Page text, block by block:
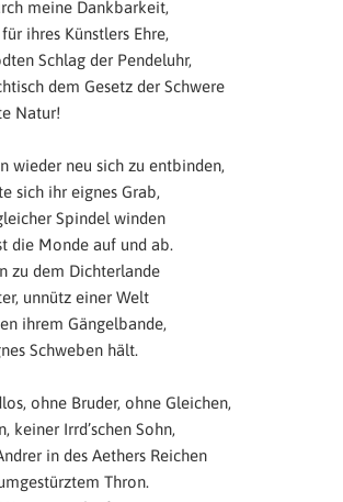
meine Dankbarkeit,
ihres Künstlers Ehre,
Schlag der Pendeluhr,
dem Gesetz der Schwere
Natur!
wieder neu sich zu entbinden,
sich ihr eignes Grab,
Spindel winden
die Monde auf und ab.
zu dem Dichterlande
unnütz einer Welt
ihrem Gängelbande,
Schweben hält.
ohne Bruder, ohne Gleichen,
keiner Irrd’schen Sohn,
in des Aethers Reichen
Thron.